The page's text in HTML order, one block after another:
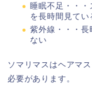
睡眠不足・・
を長時間見てい
紫外線・・・長
ない
ソマリマスはヘアマ
必要があります。